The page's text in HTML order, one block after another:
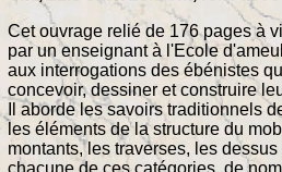
Cet ouvrage relié de 176 pages à
par un enseignant à l'Ecole
aux interrogations des ébénistes
concevoir, dessiner et construire
Il aborde les savoirs traditionnels
les éléments de la structure du
montants, les traverses, les
chacune de ces catégories, de